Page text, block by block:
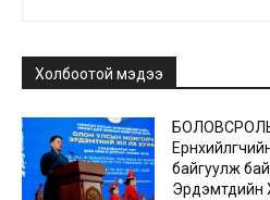
Холбоотой мэдээ
байгуулж
Эрдэмтдийн